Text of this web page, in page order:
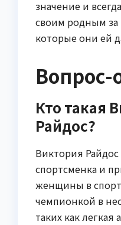
значение и
своим родным
которые они ей
Вопрос-
Кто такая
Райдос?
Виктория
спортсменка и
женщины в
чемпионкой в
таких как легкая